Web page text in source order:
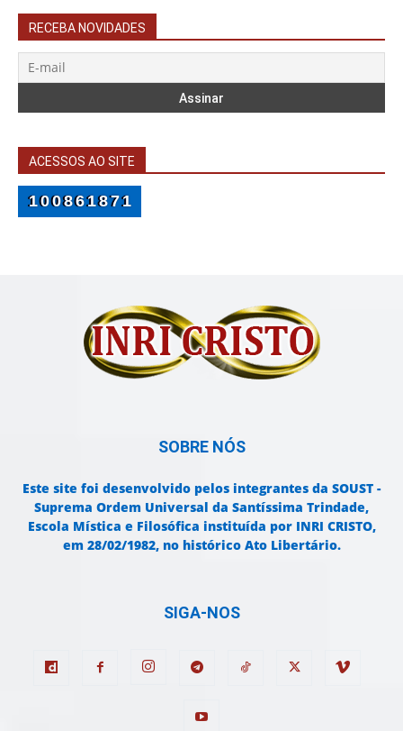
RECEBA NOVIDADES
ACESSOS AO SITE
100861871
SOBRE NÓS
Este site foi desenvolvido pelos integrantes da SOUST -
Suprema Ordem Universal da Santíssima Trindade,
Escola Mística e Filosófica instituída por INRI CRISTO,
em 28/02/1982, no histórico Ato Libertário.
SIGA-NOS